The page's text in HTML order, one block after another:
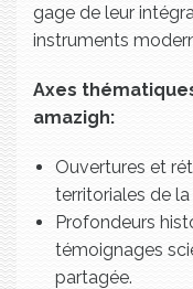
gage de leur
instruments
Axes
amazigh:
Ouvertures et
territoriales de
Profondeurs
témoignages
partagée.